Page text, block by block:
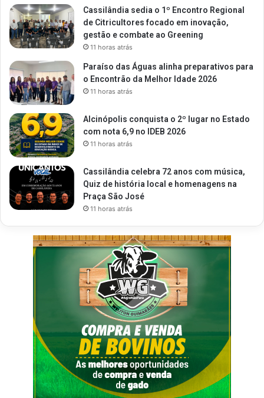
Cassilândia sedia o 1º Encontro Regional
de Citricultores focado em inovação,
gestão e combate ao Greening
11 horas atrás
Paraíso das Águas alinha preparativos para
o Encontrão da Melhor Idade 2026
11 horas atrás
Alcinópolis conquista o 2º lugar no Estado
com nota 6,9 no IDEB 2026
11 horas atrás
Cassilândia celebra 72 anos com música,
Quiz de história local e homenagens na
Praça São José
11 horas atrás